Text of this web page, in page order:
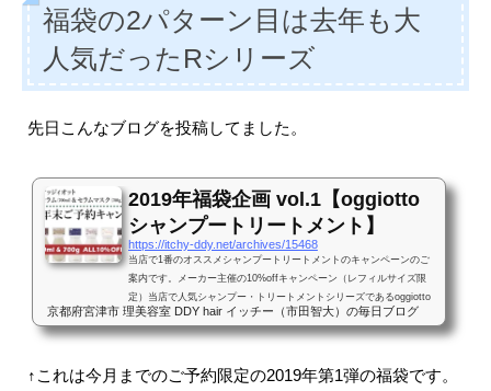
福袋の2パターン目は去年も大
人気だったRシリーズ
先日こんなブログを投稿してました。
2019年福袋企画 vol.1【oggiotto
シャンプートリートメント】
https://itchy-ddy.net/archives/15468
当店で1番のオススメシャンプートリートメントのキャンペーンのご
案内です。メーカー主催の10%offキャンペーン（レフィルサイズ限
定）当店で人気シャンプー・トリートメントシリーズであるoggiotto
（オッジィオット）。少し値は張るのですが、シャンプートリートメ
ントの質では抜群にオススメなこの商品。この度、メーカー主催のキ
評だった当店の福袋キャンペーンと合わせて企画いたしますので、す
京都府宮津市 理美容室 DDY hair イッチー（市田智大）の毎日ブログ
↑これは今月までのご予約限定の2019年第1弾の福袋です。